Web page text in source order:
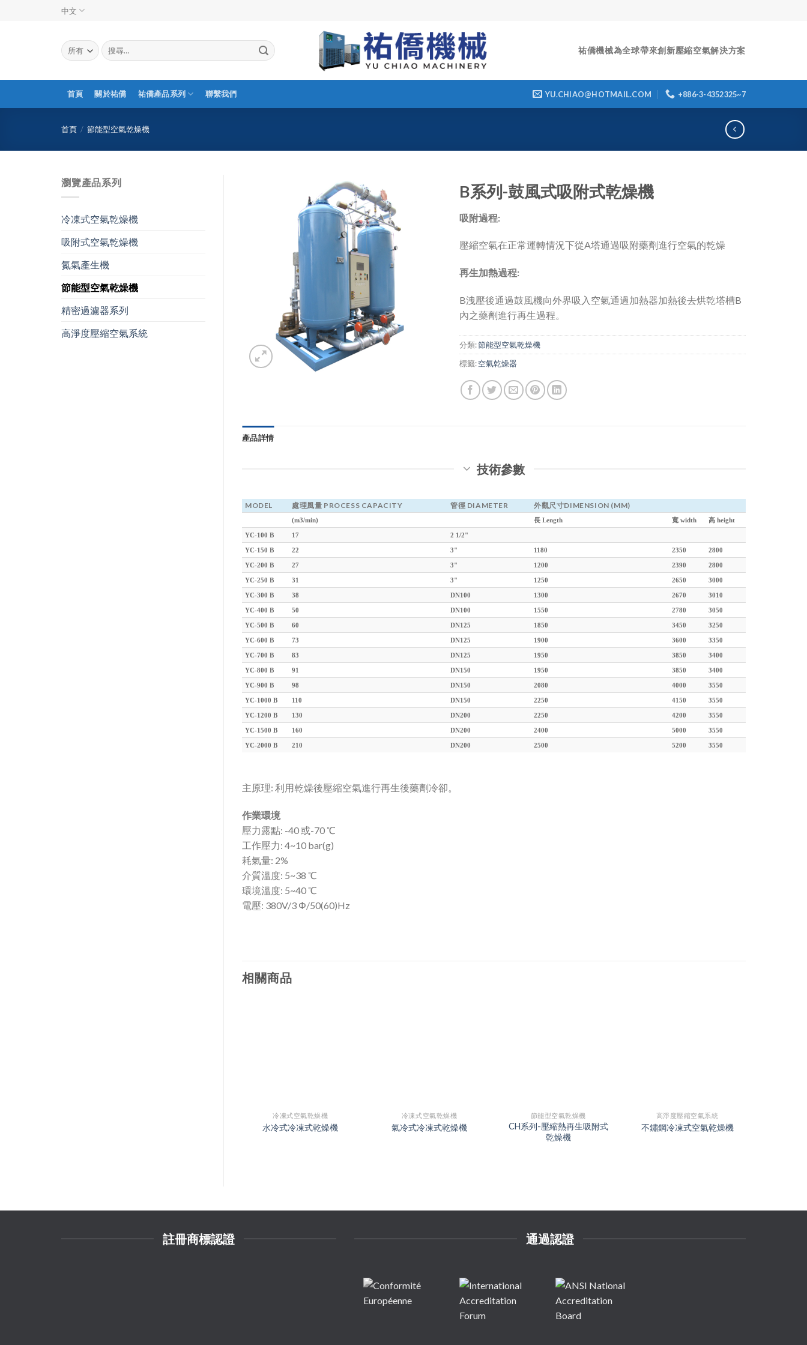
中文
搜
尋
鍵
字:
祐僑機械為全球帶來創新壓縮空氣解決方案
首頁 關於祐僑 祐僑產品系列 聯繫我們 YU.CHIAO@HOTMAIL.COM +886-3-4352325~7
首頁 / 節能型空氣乾燥機
瀏覽產品系列
冷凍式空氣乾燥機
吸附式空氣乾燥機
氮氣產生機
節能型空氣乾燥機
精密過濾器系列
高淨度壓縮空氣系統
B系列-鼓風式吸附式乾燥機
吸附過程:
壓縮空氣在正常運轉情況下從A塔通過吸附藥劑進行空氣的乾燥
再生加熱過程:
B洩壓後通過鼓風機向外界吸入空氣通過加熱器加熱後去烘乾塔槽B
內之藥劑進行再生過程。
分類:節能型空氣乾燥機
標籤:空氣乾燥器
產品詳情
技術參數
MODEL 處理風量 PROCESS CAPACITY 管徑 DIAMETER 外觀尺寸DIMENSION (MM)
(m3/min) 長 Length 寬 width 高 height
YC-100 B 17 2 1/2"
YC-150 B 22 3" 1180 2350 2800
YC-200 B 27 3" 1200 2390 2800
YC-250 B 31 3" 1250 2650 3000
YC-300 B 38 DN100 1300 2670 3010
YC-400 B 50 DN100 1550 2780 3050
YC-500 B 60 DN125 1850 3450 3250
YC-600 B 73 DN125 1900 3600 3350
YC-700 B 83 DN125 1950 3850 3400
YC-800 B 91 DN150 1950 3850 3400
YC-900 B 98 DN150 2080 4000 3550
YC-1000 B 110 DN150 2250 4150 3550
YC-1200 B 130 DN200 2250 4200 3550
YC-1500 B 160 DN200 2400 5000 3550
YC-2000 B 210 DN200 2500 5200 3550
主原理: 利用乾燥後壓縮空氣進行再生後藥劑冷卻。
作業環境
壓力露點: -40 或-70 ℃
工作壓力: 4~10 bar(g)
耗氣量: 2%
介質溫度: 5~38 ℃
環境溫度: 5~40 ℃
電壓: 380V/3 Φ/50(60)Hz
相關商品
冷凍式空氣乾燥機
水冷式冷凍式乾燥機
冷凍式空氣乾燥機
氣冷式冷凍式乾燥機
節能型空氣乾燥機
CH系列-壓縮熱再生吸附式
乾燥機
高淨度壓縮空氣系統
不鏽鋼冷凍式空氣乾燥機
註冊商標認證 通過認證